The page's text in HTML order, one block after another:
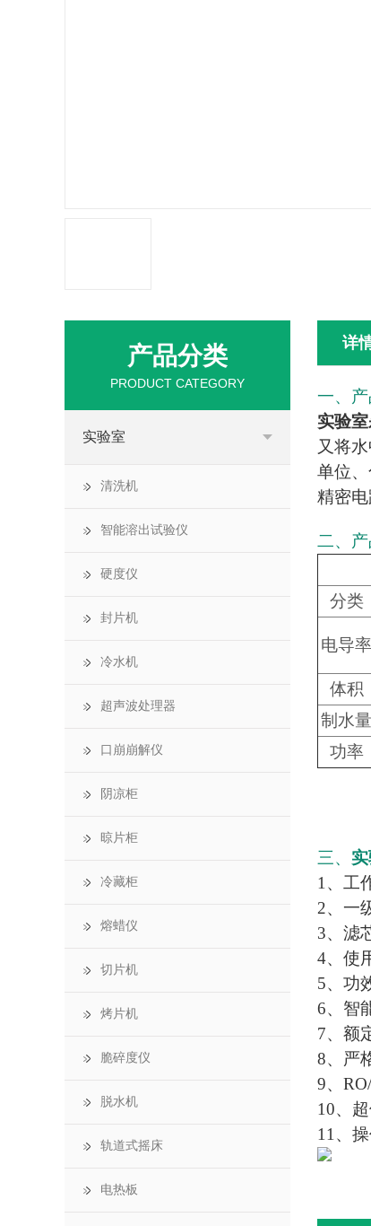
详
一、
实验
又将
单位
精密电
二、
分类
电导率
体积
制水量
功率
三、
1、工
2、一
3、滤
4、使
5、功
6、智
7、额
8、严
9、
10、
11、
产品分类
PRODUCT CATEGORY
实验室
清洗机
智能溶出试验仪
硬度仪
封片机
冷水机
超声波处理器
口崩崩解仪
阴凉柜
晾片柜
冷藏柜
熔蜡仪
切片机
烤片机
脆碎度仪
脱水机
轨道式摇床
电热板